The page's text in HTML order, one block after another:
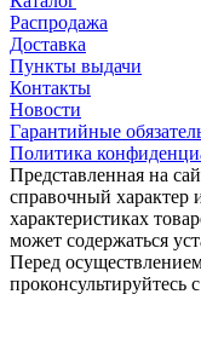
Распродажа
Доставка
Пункты выдачи
Контакты
Новости
Гарантийные
Политика
Представленная на
справочный характер
характеристиках
может содержаться
Перед
проконсультируйтесь